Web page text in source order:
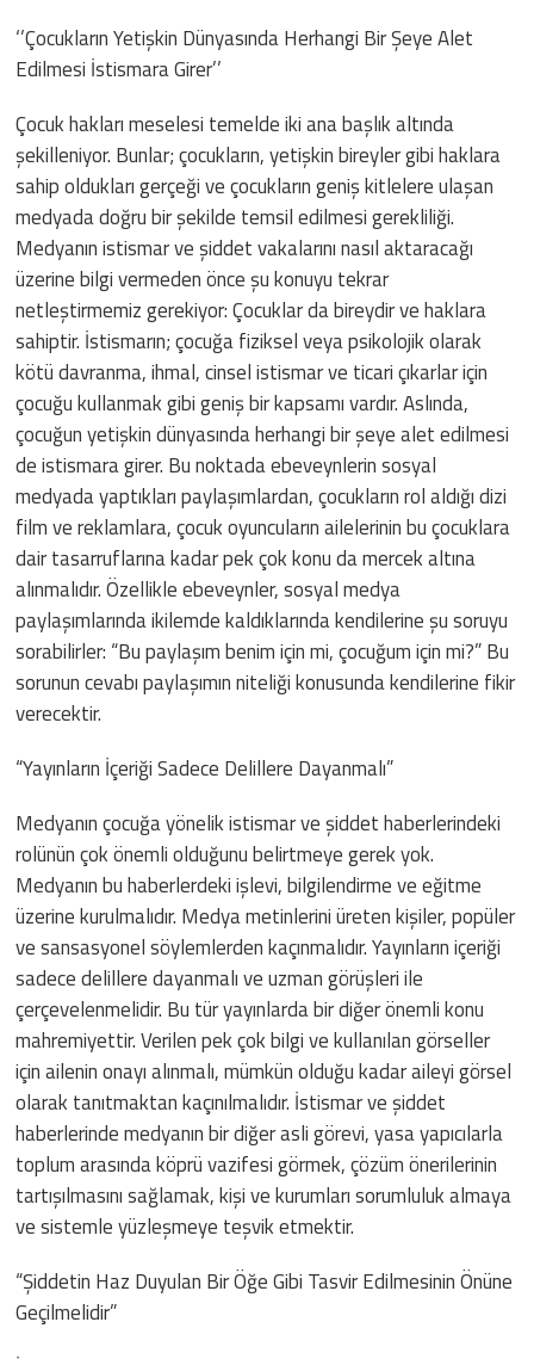
‘’Çocukların Yetişkin Dünyasında Herhangi Bir Şeye Alet
Edilmesi İstismara Girer’’
Çocuk hakları meselesi temelde iki ana başlık altında
şekilleniyor. Bunlar; çocukların, yetişkin bireyler gibi haklara
sahip oldukları gerçeği ve çocukların geniş kitlelere ulaşan
medyada doğru bir şekilde temsil edilmesi gerekliliği.
Medyanın istismar ve şiddet vakalarını nasıl aktaracağı
üzerine bilgi vermeden önce şu konuyu tekrar
netleştirmemiz gerekiyor: Çocuklar da bireydir ve haklara
sahiptir. İstismarın; çocuğa fiziksel veya psikolojik olarak
kötü davranma, ihmal, cinsel istismar ve ticari çıkarlar için
çocuğu kullanmak gibi geniş bir kapsamı vardır. Aslında,
çocuğun yetişkin dünyasında herhangi bir şeye alet edilmesi
de istismara girer. Bu noktada ebeveynlerin sosyal
medyada yaptıkları paylaşımlardan, çocukların rol aldığı dizi
film ve reklamlara, çocuk oyuncuların ailelerinin bu çocuklara
dair tasarruflarına kadar pek çok konu da mercek altına
alınmalıdır. Özellikle ebeveynler, sosyal medya
paylaşımlarında ikilemde kaldıklarında kendilerine şu soruyu
sorabilirler: “Bu paylaşım benim için mi, çocuğum için mi?” Bu
sorunun cevabı paylaşımın niteliği konusunda kendilerine fikir
verecektir.
“Yayınların İçeriği Sadece Delillere Dayanmalı”
Medyanın çocuğa yönelik istismar ve şiddet haberlerindeki
rolünün çok önemli olduğunu belirtmeye gerek yok.
Medyanın bu haberlerdeki işlevi, bilgilendirme ve eğitme
üzerine kurulmalıdır. Medya metinlerini üreten kişiler, popüler
ve sansasyonel söylemlerden kaçınmalıdır. Yayınların içeriği
sadece delillere dayanmalı ve uzman görüşleri ile
çerçevelenmelidir. Bu tür yayınlarda bir diğer önemli konu
mahremiyettir. Verilen pek çok bilgi ve kullanılan görseller
için ailenin onayı alınmalı, mümkün olduğu kadar aileyi görsel
olarak tanıtmaktan kaçınılmalıdır. İstismar ve şiddet
haberlerinde medyanın bir diğer asli görevi, yasa yapıcılarla
toplum arasında köprü vazifesi görmek, çözüm önerilerinin
tartışılmasını sağlamak, kişi ve kurumları sorumluluk almaya
ve sistemle yüzleşmeye teşvik etmektir.
“Şiddetin Haz Duyulan Bir Öğe Gibi Tasvir Edilmesinin Önüne
Geçilmelidir”